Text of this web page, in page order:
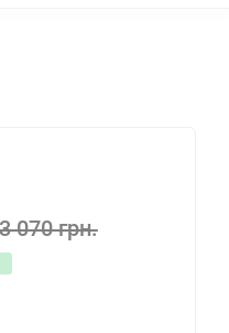
3 070 грн.